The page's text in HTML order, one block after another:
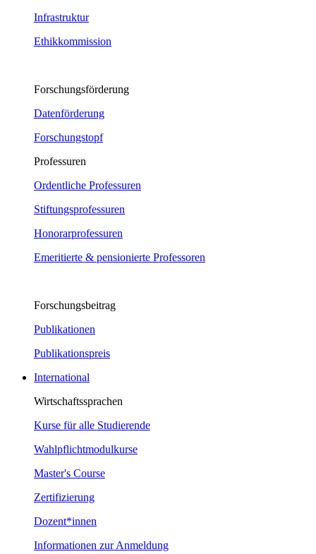
Infrastruktur
Ethikkommission
Forschungsförderung
Datenförderung
Forschungstopf
Professuren
Ordentliche Professuren
Stiftungsprofessuren
Honorarprofessuren
Emeritierte & pensionierte Professoren
Forschungsbeitrag
Publikationen
Publikationspreis
International
Wirtschaftssprachen
Kurse für alle Studierende
Wahlpflichtmodulkurse
Master's Course
Zertifizierung
Dozent*innen
Informationen zur Anmeldung